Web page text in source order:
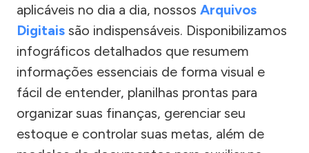
aplicáveis no dia a dia, nossos Arquivos
Digitais são indispensáveis. Disponibilizamos
infográficos detalhados que resumem
informações essenciais de forma visual e
fácil de entender, planilhas prontas para
organizar suas finanças, gerenciar seu
estoque e controlar suas metas, além de